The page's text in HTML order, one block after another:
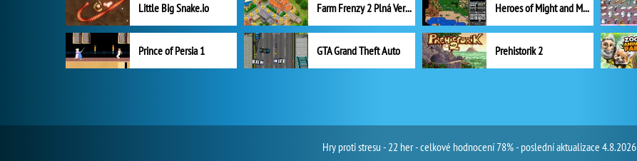
Little Big Snake.io Farm Frenzy 2 Plná Verze Heroes of Might and Magic II
Prince of Persia 1 GTA Grand Theft Auto Prehistorik 2
Hry proti stresu - 22 her - celkové hodnocení 78% - poslední aktualizace 4.8.2026